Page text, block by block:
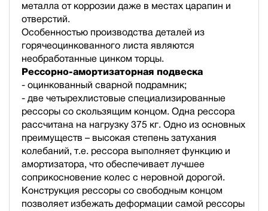
металла от коррозии даже в местах царапин и
отверстий.
Особенностью производства деталей из
горячеоцинкованного листа являются
необработанные цинком торцы.
Рессорно-амортизаторная подвеска
- оцинкованный сварной подрамник;
- две четырехлистовые специализированные
рессоры со скользящим концом. Одна рессора
рассчитана на нагрузку 375 кг. Одно из основных
преимуществ – высокая степень затухания
колебаний, т.е. рессора выполняет функцию и
амортизатора, что обеспечивает лучшее
соприкосновение колес с неровной дорогой.
Конструкция рессоры со свободным концом
позволяет избежать деформации самой рессоры